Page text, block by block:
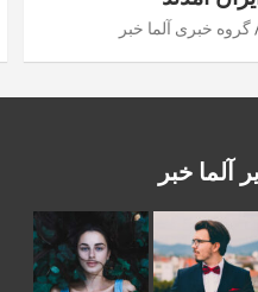
گروه خبری آلما خبر
آلما خبر